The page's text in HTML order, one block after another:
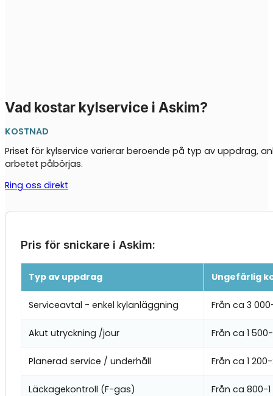
Vad kostar kylservice i Askim?
KOSTNAD
Priset för kylservice varierar beroende på typ av uppdrag,
arbetet påbörjas.
Ring oss direkt
Pris för snickare i Askim:
Typ av uppdrag Ungefärlig
Serviceavtal - enkel kylanläggning Från ca 3
Akut utryckning /jour Från ca 1
Planerad service / underhåll Från ca 1
Läckagekontroll (F-gas) Från ca 800-1